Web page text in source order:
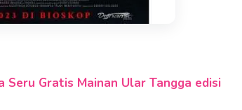
Seru Gratis Mainan Ular Tangga edisi